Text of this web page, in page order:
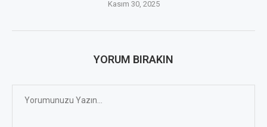
Kasım 30, 2025
YORUM BIRAKIN